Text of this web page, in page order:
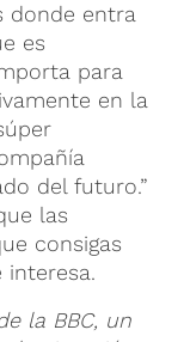
donde entra
es
para
en la
del futuro.”
las
consigas
la BBC, un